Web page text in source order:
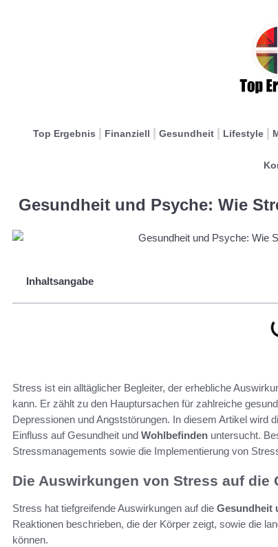
Top Ergebnis Finanziell Gesundheit Lifestyle
Gesundheit und Psyche: Wie
Inhaltsangabe
Stress ist ein alltäglicher Begleiter, der erhebliche
kann. Er zählt zu den Hauptursachen für zahlreiche
Depressionen und Angststörungen. In diesem Artikel
Einfluss auf Gesundheit und Wohlbefinden untersucht.
Stressmanagements sowie die Implementierung von
Die Auswirkungen von Stress auf die
Stress hat tiefgreifende Auswirkungen auf die Gesundheit
Reaktionen beschrieben, die der Körper zeigt, sowie die
können.